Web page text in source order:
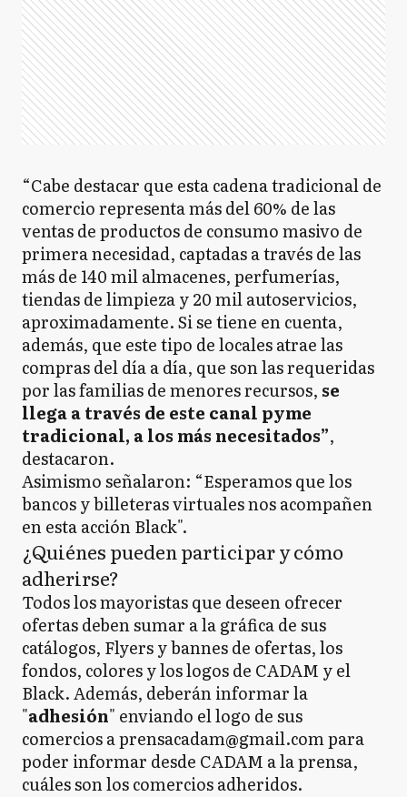
“Cabe destacar que esta cadena tradicional de
comercio representa más del 60% de las
ventas de productos de consumo masivo de
primera necesidad, captadas a través de las
más de 140 mil almacenes, perfumerías,
tiendas de limpieza y 20 mil autoservicios,
aproximadamente. Si se tiene en cuenta,
además, que este tipo de locales atrae las
compras del día a día, que son las requeridas
por las familias de menores recursos, se
llega a través de este canal pyme
tradicional, a los más necesitados”,
destacaron.
Asimismo señalaron: “Esperamos que los
bancos y billeteras virtuales nos acompañen
en esta acción Black".
¿Quiénes pueden participar y cómo
adherirse?
Todos los mayoristas que deseen ofrecer
ofertas deben sumar a la gráfica de sus
catálogos, Flyers y bannes de ofertas, los
fondos, colores y los logos de CADAM y el
Black. Además, deberán informar la
"adhesión" enviando el logo de sus
comercios a prensacadam@gmail.com para
poder informar desde CADAM a la prensa,
cuáles son los comercios adheridos.